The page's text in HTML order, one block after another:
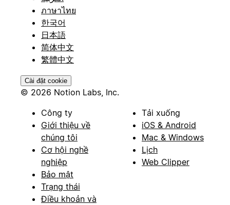
ภาษาไทย
한국어
日本語
简体中文
繁體中文
Cài đặt cookie
© 2026 Notion Labs, Inc.
Công ty
Giới thiệu về
chúng tôi
Cơ hội nghề
nghiệp
Bảo mật
Trạng thái
Điều khoản và
Tải xuống
iOS & Android
Mac & Windows
Lịch
Web Clipper